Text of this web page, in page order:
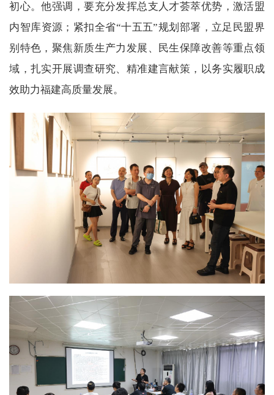
初心。他强调，要充分发挥总支人才荟萃优势，激活盟
内智库资源；紧扣全省“十五五”规划部署，立足民盟界
别特色，聚焦新质生产力发展、民生保障改善等重点领
域，扎实开展调查研究、精准建言献策，以务实履职成
效助力福建高质量发展。